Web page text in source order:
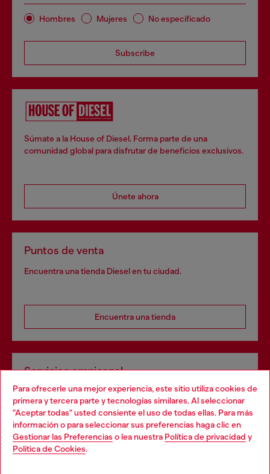
Para ofrecerle una mejor experiencia, este sitio utiliza cookies de
primera y tercera parte y tecnologías similares. Al seleccionar
"Aceptar todas" usted consiente el uso de todas ellas. Para más
información o para seleccionar sus preferencias haga clic en
Gestionar las Preferencias o lea nuestra Política de privacidad y
Política de Cookies.
Hombres Mujeres No especificado
Subscribe
Súmate a la House of Diesel. Forma parte de una
comunidad global para disfrutar de beneficios exclusivos.
Únete ahora
Puntos de venta
Encuentra una tienda Diesel en tu ciudad.
Encuentra una tienda
Servicios omnicanal
Descubre todos nuestros servicios, tanto en línea como
en la tienda.
Choose your location
You are currently browsing España website, but it seems you
may be based in United States